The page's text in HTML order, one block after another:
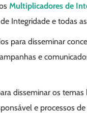
Multiplicadores de
Integridade e todas
para disseminar
e
disseminar os
e processos